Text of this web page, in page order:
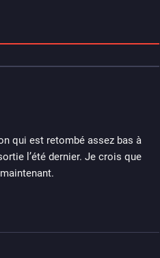
qui est retombé assez bas à
l’été dernier. Je crois que